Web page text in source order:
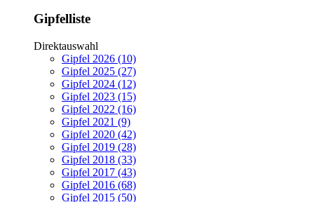
Gipfelliste
Direktauswahl
Gipfel 2026 (10)
Gipfel 2025 (27)
Gipfel 2024 (12)
Gipfel 2023 (15)
Gipfel 2022 (16)
Gipfel 2021 (9)
Gipfel 2020 (42)
Gipfel 2019 (28)
Gipfel 2018 (33)
Gipfel 2017 (43)
Gipfel 2016 (68)
Gipfel 2015 (50)